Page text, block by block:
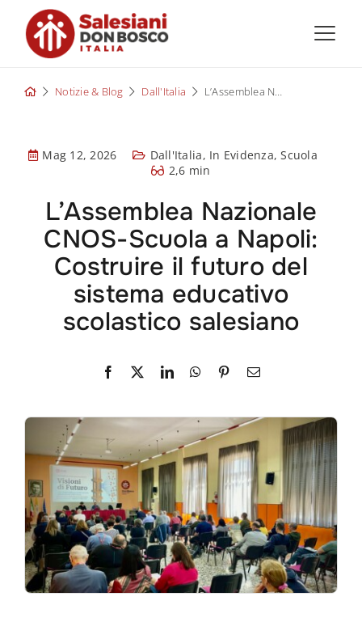
content
Notizie & Blog Dall'Italia L’Assemblea Nazionale CNOS-Scuola a Napoli: Costruire il futuro del sistema educativo scolastico salesiano
Mag 12, 2026 Dall'Italia, In Evidenza,Scuola
2,6 min
L’Assemblea Nazionale
CNOS-Scuola a Napoli:
Costruire il futuro del
sistema educativo
scolastico salesiano